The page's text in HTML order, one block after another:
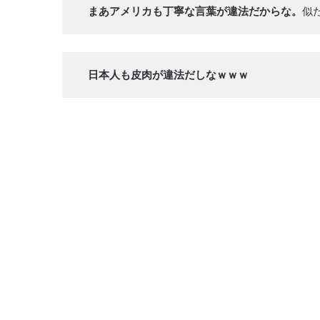
まあアメリカも丁寧な言葉が違法だからな。 似
日本人も皮肉が違法だしなｗｗｗ